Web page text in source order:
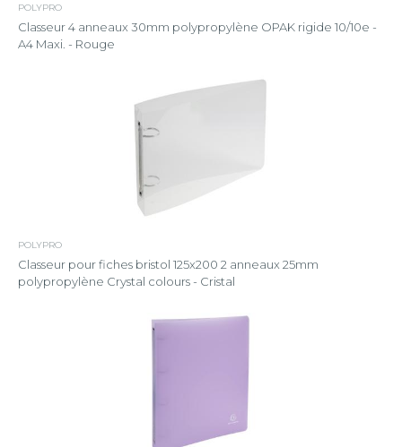
POLYPRO
Classeur 4 anneaux 30mm polypropylène OPAK rigide 10/10e -
A4 Maxi. - Rouge
POLYPRO
Classeur pour fiches bristol 125x200 2 anneaux 25mm
polypropylène Crystal colours - Cristal